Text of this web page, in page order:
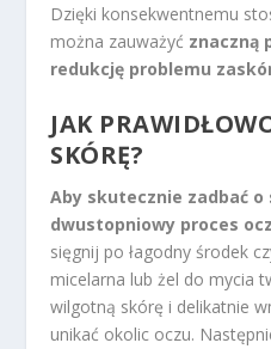
Dzięki konsekwentnemu
można zauważyć znaczną
redukcję problemu
JAK
SKÓRĘ?
Aby skutecznie zadbać
dwustopniowy proces
sięgnij po łagodny środek
micelarna lub żel do mycia
wilgotną skórę i delikatnie
unikać okolic oczu.